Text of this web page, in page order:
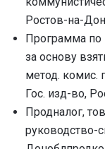
Ростов-на-
Программа по
за основу
метод. комис.
Гос. изд-во,
Продналог,
руководство-